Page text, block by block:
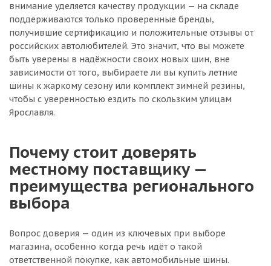
внимание уделяется качеству продукции — на складе
поддерживаются только проверенные бренды,
получившие сертификацию и положительные отзывы от
российских автолюбителей. Это значит, что вы можете
быть уверены в надёжности своих новых шин, вне
зависимости от того, выбираете ли вы купить летние
шины к жаркому сезону или комплект зимней резины,
чтобы с уверенностью ездить по скользким улицам
Ярославля.
Почему стоит доверять
местному поставщику —
преимущества регионального
выбора
Вопрос доверия — один из ключевых при выборе
магазина, особенно когда речь идёт о такой
ответственной покупке, как автомобильные шины.